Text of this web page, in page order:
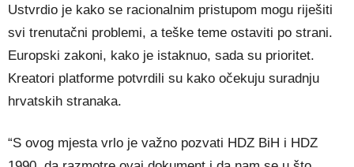
Ustvrdio je kako se racionalnim pristupom mogu riješiti
svi trenutačni problemi, a teške teme ostaviti po strani.
Europski zakoni, kako je istaknuo, sada su prioritet.
Kreatori platforme potvrdili su kako očekuju suradnju
hrvatskih stranaka.
“S ovog mjesta vrlo je važno pozvati HDZ BiH i HDZ